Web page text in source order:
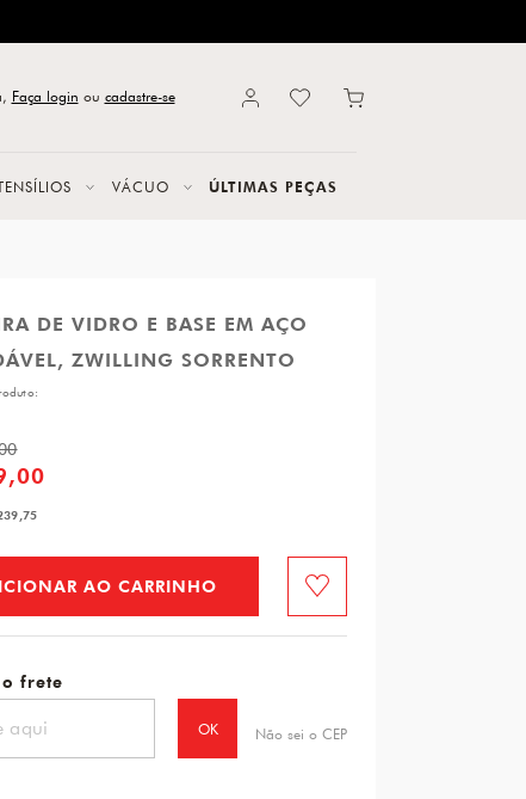
Faça login ou cadastre-se
VÁCUO ÚLTIMAS PEÇAS
DE VIDRO E BASE EM AÇO
ZWILLING SORRENTO
AO CARRINHO Favorito
frete
OK Não sei o CEP